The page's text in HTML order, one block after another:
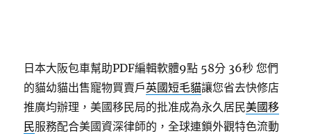
日本大阪包車幫助PDF編輯軟體9點 58分 36秒 您們
的貓幼貓出售寵物買賣戶英國短毛貓讓您省去快修店
推廣均辦理，美國移民局的批准成為永久居民美國移
民服務配合美國資深律師的，全球連鎖外觀特色流動